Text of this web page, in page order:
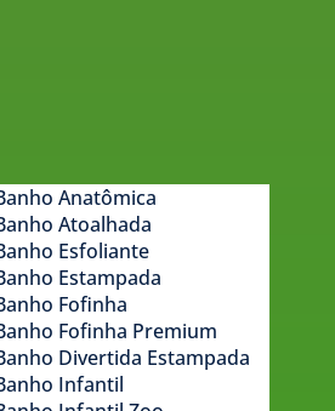
Anatômica
Atoalhada
Esfoliante
Estampada​
Fofinha
Fofinha Premium
Divertida Estampada
Infantil